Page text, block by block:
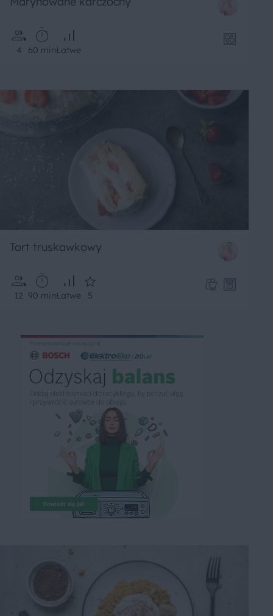
4 60 minŁatwe
Tort truskawkowy
12 90 minŁatwe 5